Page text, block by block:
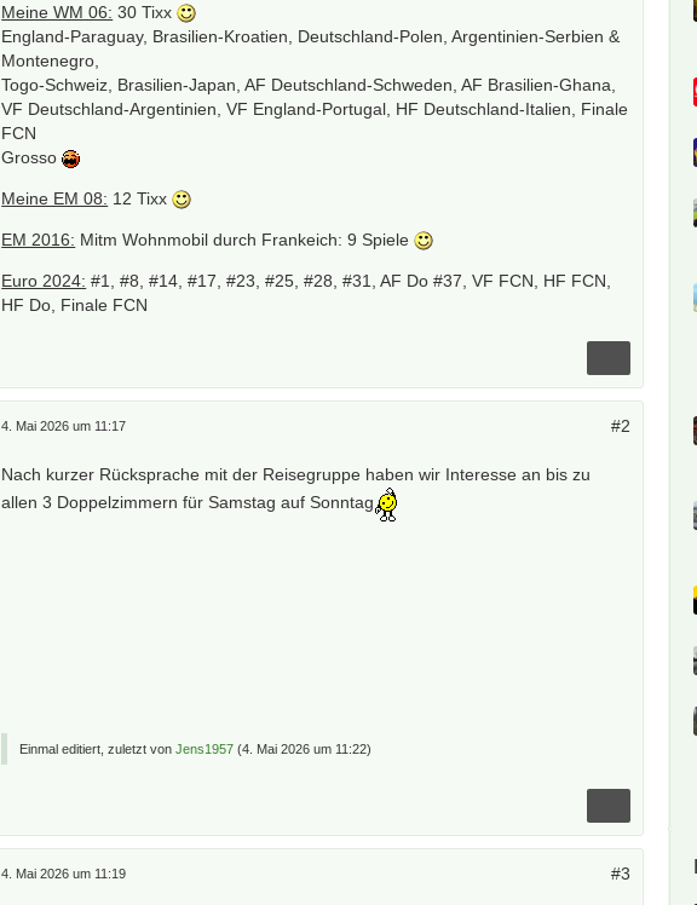
Meine WM 06: 30 Tixx
England-Paraguay, Brasilien-Kroatien, Deutschland-Polen, Argentinien-Serbien &
Montenegro,
Togo-Schweiz, Brasilien-Japan, AF Deutschland-Schweden, AF Brasilien-Ghana,
VF Deutschland-Argentinien, VF England-Portugal, HF Deutschland-Italien, Finale
FCN
Grosso
Meine EM 08: 12 Tixx
EM 2016: Mitm Wohnmobil durch Frankeich: 9 Spiele
Euro 2024: #1, #8, #14, #17, #23, #25, #28, #31, AF Do #37, VF FCN, HF FCN,
HF Do, Finale FCN
4. Mai 2026 um 11:17 #2
Nach kurzer Rücksprache mit der Reisegruppe haben wir Interesse an bis zu
allen 3 Doppelzimmern für Samstag auf Sonntag
Einmal editiert, zuletzt vonJens1957 (4. Mai 2026 um 11:22)
4. Mai 2026 um 11:19 #3